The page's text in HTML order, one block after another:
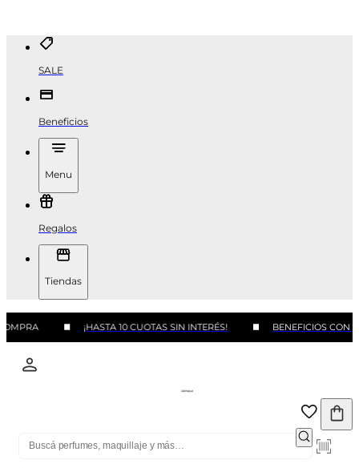
SALE
Beneficios
Menu
Regalos
Tiendas
¡HASTA 10 CUOTAS SIN INTERÉS! BENEFICIOS CON BANCOS Y